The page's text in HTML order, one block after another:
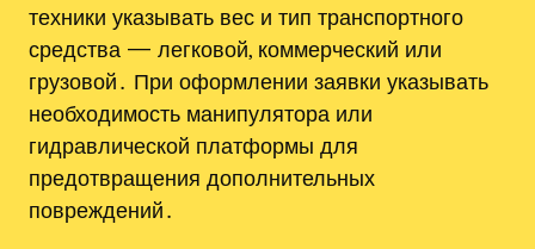
техники указывать вес и тип транспортного
средства — легковой, коммерческий или
грузовой․ При оформлении заявки указывать
необходимость манипулятора или
гидравлической платформы для
предотвращения дополнительных
повреждений․